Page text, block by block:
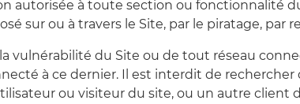
autorisée à toute section ou fonctionnalité
sur ou à travers le Site, par le piratage,
vulnérabilité du Site ou de tout réseau
à ce dernier. Il est interdit de
ou visiteur du site, ou un autre client